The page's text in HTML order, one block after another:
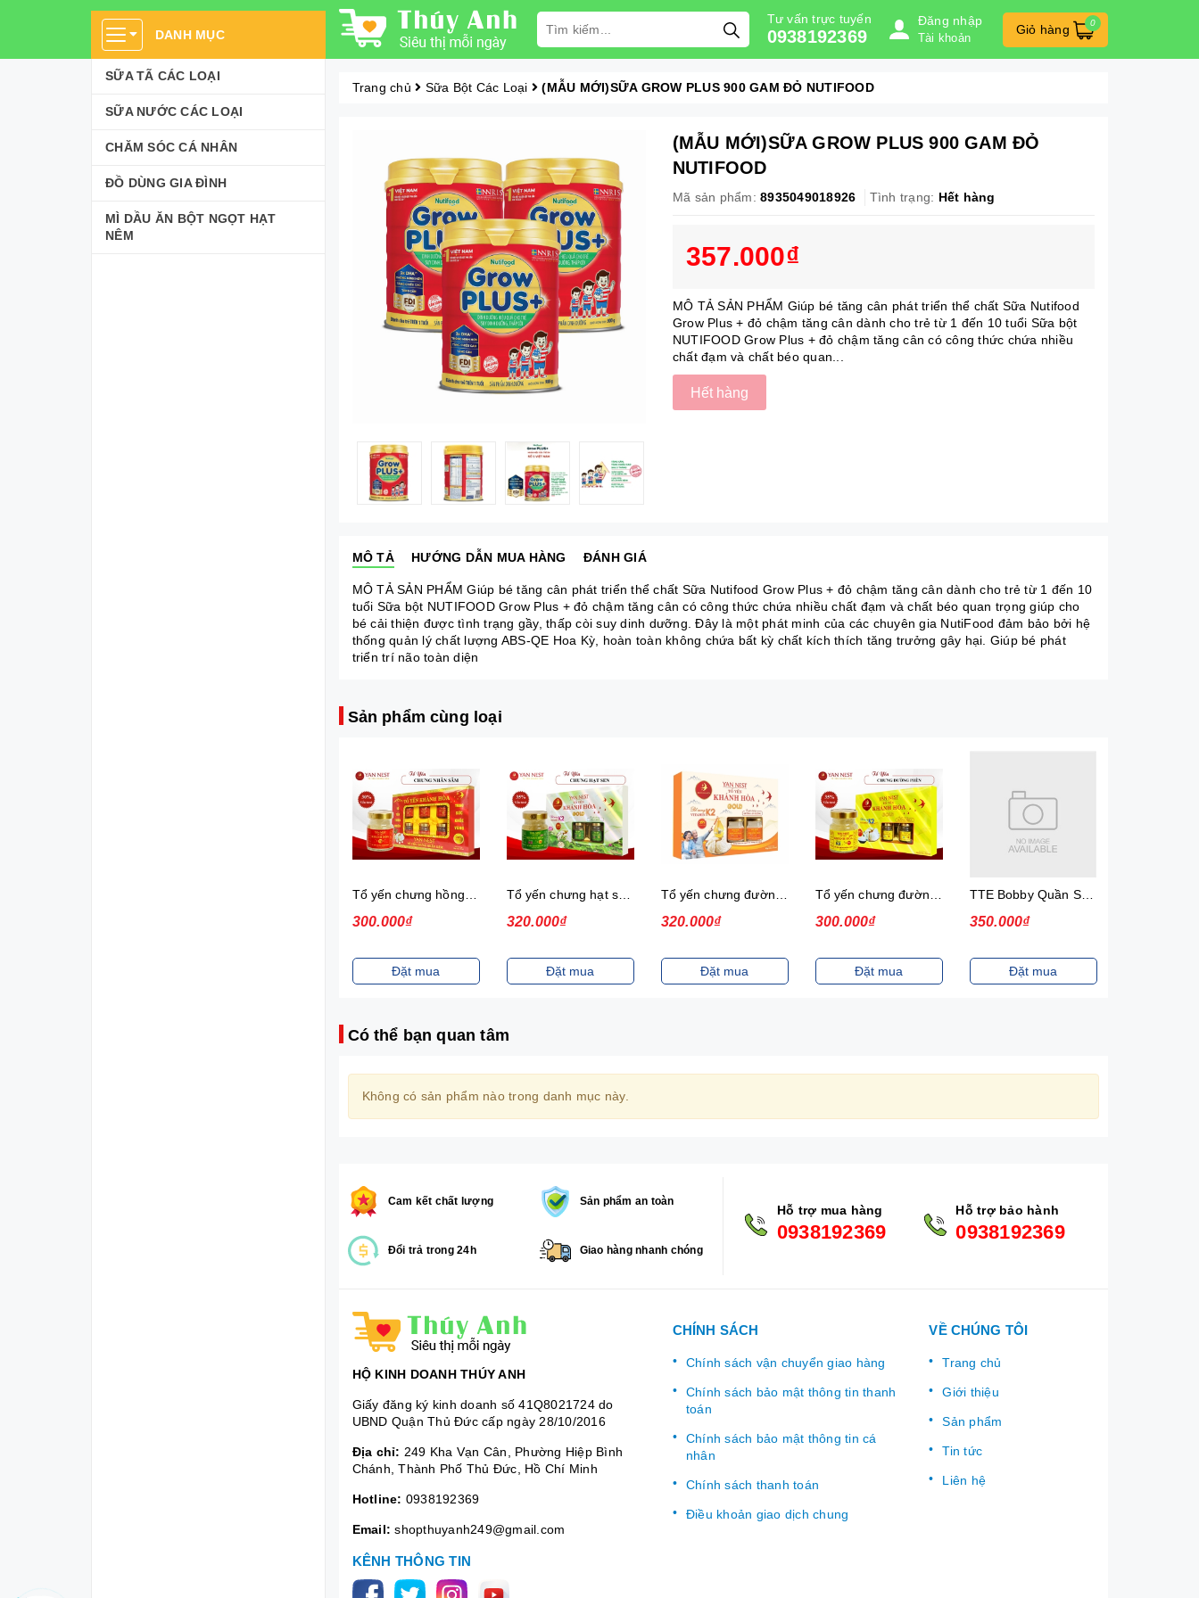
DANH MỤC
SỮA TÃ CÁC LOẠI
SỮA NƯỚC CÁC LOẠI
CHĂM SÓC CÁ NHÂN
ĐỒ DÙNG GIA ĐÌNH
MÌ DẦU ĂN BỘT NGỌT HẠT
NÊM
Tư vấn trực tuyến
0938192369
Đăng nhập
Tài khoản
Giỏ hàng 0
Trang chủ Sữa Bột Các Loại (MẪU MỚI)SỮA GROW PLUS 900 GAM ĐỎ NUTIFOOD
(MẪU MỚI)SỮA GROW PLUS 900 GAM ĐỎ
NUTIFOOD
Mã sản phẩm: 8935049018926 Tình trạng: Hết hàng
357.000₫
MÔ TẢ SẢN PHẨM Giúp bé tăng cân phát triển thể chất Sữa Nutifood
Grow Plus + đỏ chậm tăng cân dành cho trẻ từ 1 đến 10 tuổi Sữa bột
NUTIFOOD Grow Plus + đỏ chậm tăng cân có công thức chứa nhiều
chất đạm và chất béo quan...
Hết hàng
MÔ TẢ HƯỚNG DẪN MUA HÀNG ĐÁNH GIÁ
MÔ TẢ SẢN PHẨM Giúp bé tăng cân phát triển thể chất Sữa Nutifood Grow Plus + đỏ chậm tăng cân dành cho trẻ từ 1 đến 10
tuổi Sữa bột NUTIFOOD Grow Plus + đỏ chậm tăng cân có công thức chứa nhiều chất đạm và chất béo quan trọng giúp cho
bé cải thiện được tình trạng gầy, thấp còi suy dinh dưỡng. Đây là một phát minh của các chuyên gia NutiFood đảm bảo bởi hệ
thống quản lý chất lượng ABS-QE Hoa Kỳ, hoàn toàn không chứa bất kỳ chất kích thích tăng trưởng gây hại. Giúp bé phát
triển trí não toàn diện
Sản phẩm cùng loại
300.000₫
Đặt mua
320.000₫
Đặt mua
320.000₫
Đặt mua
300.000₫
Đặt mua
TTE Bobby Quần SKT XXL68 - 2507F
350.000₫
Đặt mua
Có thể bạn quan tâm
Không có sản phẩm nào trong danh mục này.
Cam kết chất lượng Sản phẩm an toàn
Đổi trả trong 24h Giao hàng nhanh chóng
Hỗ trợ mua hàng
0938192369
Hỗ trợ bảo hành
0938192369
HỘ KINH DOANH THÚY ANH
Giấy đăng ký kinh doanh số 41Q8021724 do
UBND Quận Thủ Đức cấp ngày 28/10/2016
Địa chỉ: 249 Kha Vạn Cân, Phường Hiệp Bình
Chánh, Thành Phố Thủ Đức, Hồ Chí Minh
Hotline: 0938192369
Email: shopthuyanh249@gmail.com
KÊNH THÔNG TIN
CHÍNH SÁCH
Chính sách vận chuyển giao hàng
Chính sách bảo mật thông tin thanh
toán
Chính sách bảo mật thông tin cá
nhân
Chính sách thanh toán
Điều khoản giao dịch chung
VỀ CHÚNG TÔI
Trang chủ
Giới thiệu
Sản phẩm
Tin tức
Liên hệ